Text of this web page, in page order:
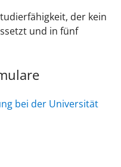
der kein
und in fünf
bei der Universität